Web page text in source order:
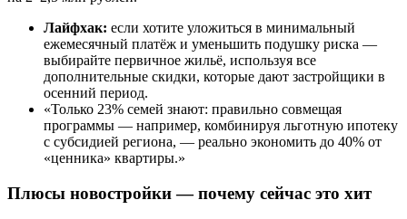
Лайфхак: если хотите уложиться в минимальный
ежемесячный платёж и уменьшить подушку риска —
выбирайте первичное жильё, используя все
дополнительные скидки, которые дают застройщики в
осенний период.
«Только 23% семей знают: правильно совмещая
программы — например, комбинируя льготную ипотеку
с субсидией региона, — реально экономить до 40% от
«ценника» квартиры.»
Плюсы новостройки — почему сейчас это хит